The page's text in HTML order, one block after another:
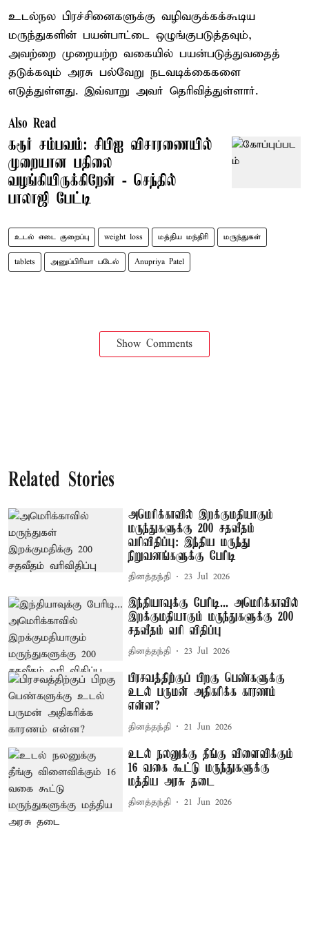
உடல்நல பிரச்சினைகளுக்கு வழிவகுக்கக்கூடிய
மருந்துகளின் பயன்பாட்டை ஒழுங்குபடுத்தவும்,
அவற்றை முறையற்ற வகையில் பயன்படுத்துவதைத்
தடுக்கவும் அரசு பல்வேறு நடவடிக்கைகளை
எடுத்துள்ளது. இவ்வாறு அவர் தெரிவித்துள்ளார்.
Also Read
கரூர் சம்பவம்: சிபிஐ விசாரணையில்
முறையான பதிலை
வழங்கியிருக்கிறேன் - செந்தில்
பாலாஜி பேட்டி
உடல் எடை குறைப்பு weight loss மத்திய மந்திரி மருந்துகள்
tablets அனுப்பிரியா படேல் Anupriya Patel
Show Comments
Related Stories
அமெரிக்காவில் இறக்குமதியாகும்
மருந்துகளுக்கு 200 சதவீதம்
வரிவிதிப்பு: இந்திய மருந்து
நிறுவனங்களுக்கு பேரிடி
தினத்தந்தி 23 Jul 2026
இந்தியாவுக்கு பேரிடி... அமெரிக்காவில்
இறக்குமதியாகும் மருந்துகளுக்கு 200
சதவீதம் வரி விதிப்பு
தினத்தந்தி 23 Jul 2026
பிரசவத்திற்குப் பிறகு பெண்களுக்கு
உடல் பருமன் அதிகரிக்க காரணம்
என்ன?
தினத்தந்தி 21 Jun 2026
உடல் நலனுக்கு தீங்கு விளைவிக்கும்
16 வகை கூட்டு மருந்துகளுக்கு
மத்திய அரசு தடை
தினத்தந்தி 21 Jun 2026